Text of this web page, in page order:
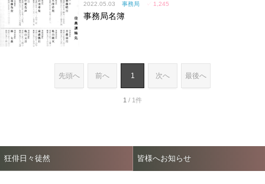
2022.05.03 事務局 ✓ 1,245
事務局名簿
先頭へ 前へ 1 次へ 最後へ
1 / 1件
狂俳日々徒然 皆様へお知らせ